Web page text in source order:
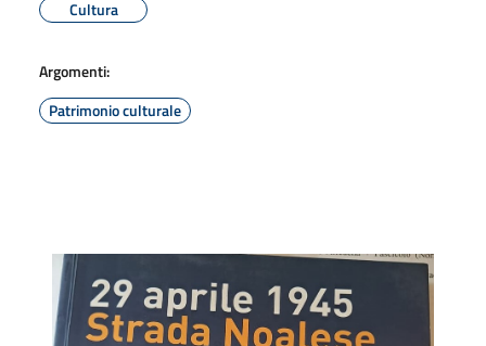
Cultura
Argomenti:
Patrimonio culturale